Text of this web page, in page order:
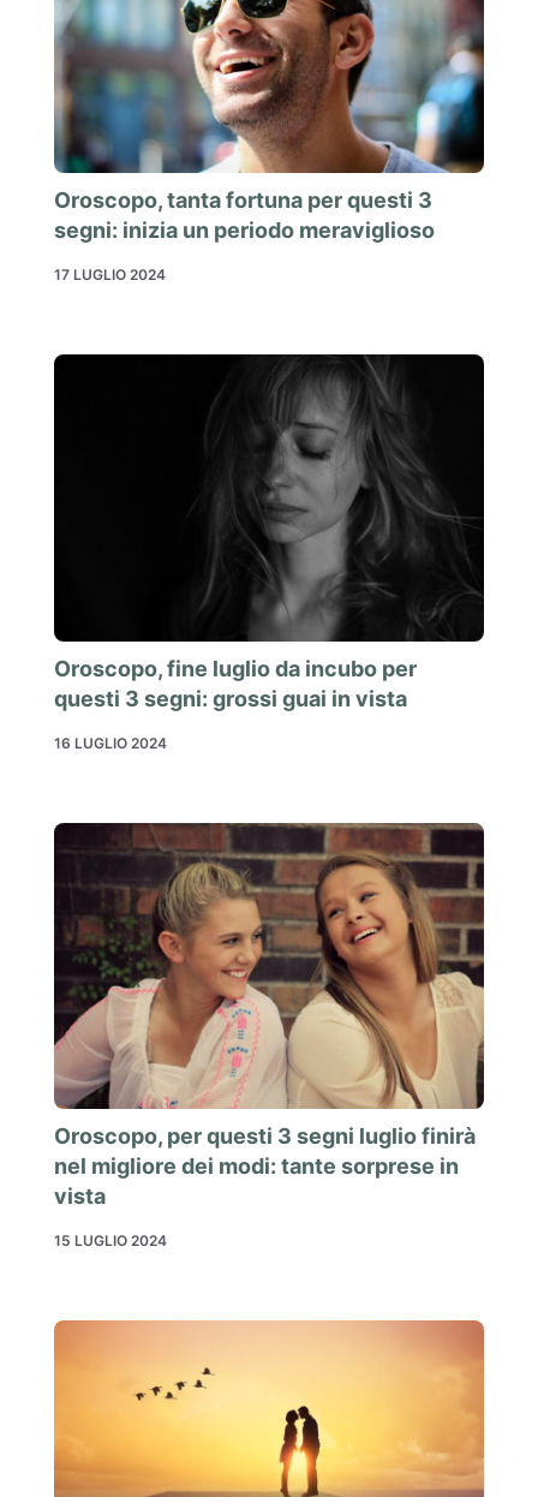
Oroscopo, tanta fortuna per questi 3
segni: inizia un periodo meraviglioso
17 LUGLIO 2024
Oroscopo, fine luglio da incubo per
questi 3 segni: grossi guai in vista
16 LUGLIO 2024
Oroscopo, per questi 3 segni luglio finirà
nel migliore dei modi: tante sorprese in
vista
15 LUGLIO 2024